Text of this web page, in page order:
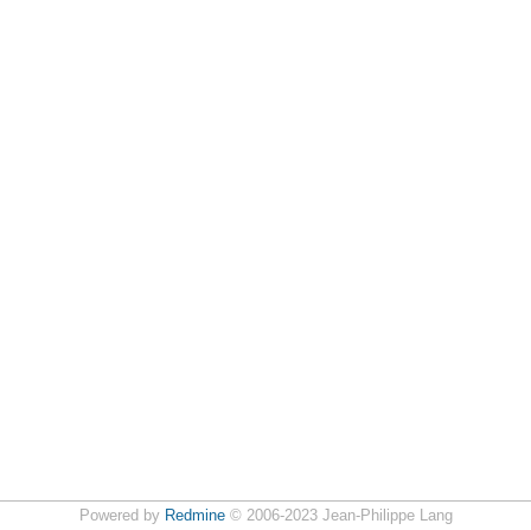
Powered by Redmine© 2006-2023 Jean-Philippe Lang